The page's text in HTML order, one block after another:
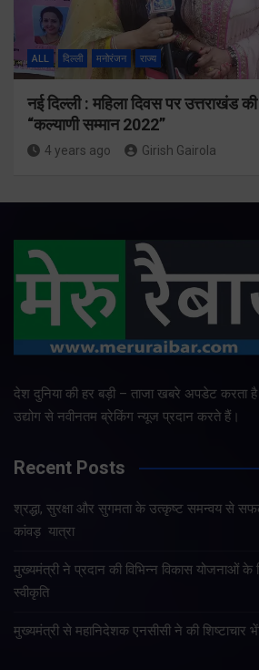
ALL दिल्ली मनोरंजन राज्य
नई दिल्ली : महिला दिवस पर उत्तराखंड
“कल्याणी सम्मान 2022”
4 years ago Girish Gairola
देश दुनिया की हर बड़ी – ताजा खबरे अपडेट करता
उद्योग से नवीनतम ब्रेकिंग न्यूज प्रदान करते हैं।
Recent Posts
श्रद्धा, सुरक्षा और सुगमता के उत्कृष्ट समन्वय से
कांवड़ यात्रा
मुख्यमंत्री ने प्रदान की विभिन्न विकास योजनाओं के
स्वीकृति
मुख्यमंत्री से महानिदेशक एनसीसी ने की शिष्टाचार